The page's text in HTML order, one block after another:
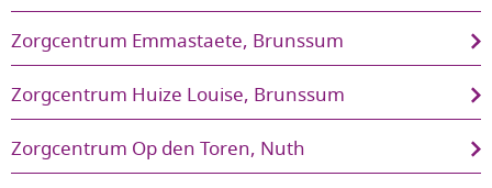
Zorgcentrum Emmastaete, Brunssum
Zorgcentrum Huize Louise, Brunssum
Zorgcentrum Op den Toren, Nuth